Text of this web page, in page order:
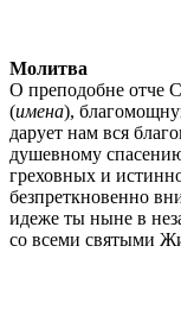
Молитва
О преподобне отче
(имена),
дарует нам вся
душевному
греховных и
безпреткновенно
идеже ты ныне в
со всеми святыми